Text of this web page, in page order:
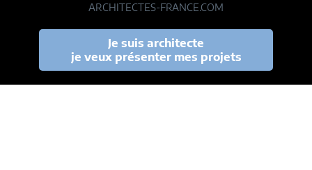
ARCHITECTES-FRANCE.COM
Je suis architecte
je veux présenter mes projets